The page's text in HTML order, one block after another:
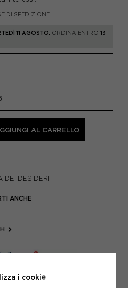
DI SPEDIZIONE.
11 AGOSTO. ORDINA ENTRO 13
AL CARRELLO
DEI DESIDERI
ANCHE
i cookie